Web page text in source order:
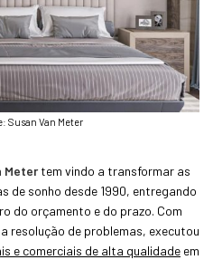
Susan Van Meter
Metertem vindo a transformar as
de sonho desde 1990, entregando
do orçamento e do prazo. Com
resolução de problemas, executou
e comerciais de alta qualidade em